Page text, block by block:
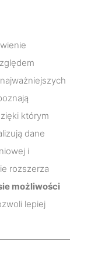
którym
dane
i
rozszerza
możliwości
lepiej